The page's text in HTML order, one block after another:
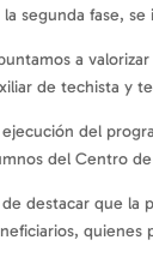
la segunda fase,
a
de techista y
ejecución del
del Centro
de destacar que la
quienes